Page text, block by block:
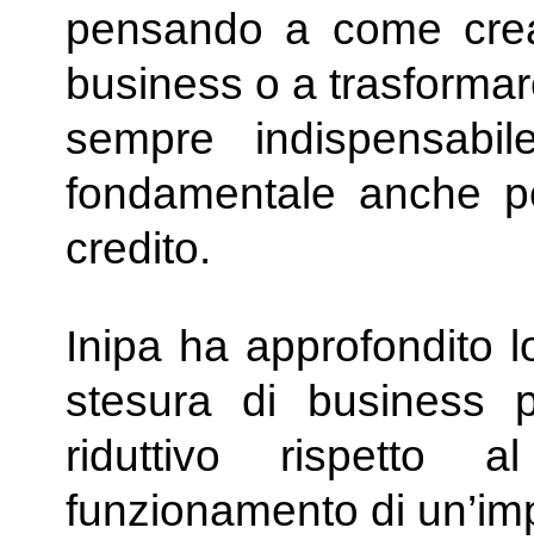
pensando a come
business o a
sempre
fondamentale anche
credito.
Inipa ha approfondito
stesura di business
riduttivo rispetto
funzionamento di